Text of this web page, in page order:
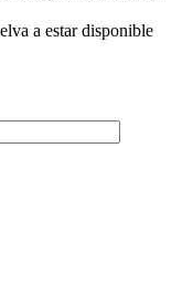
a estar disponible